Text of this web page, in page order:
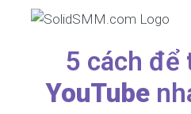
5 cách để
YouTube